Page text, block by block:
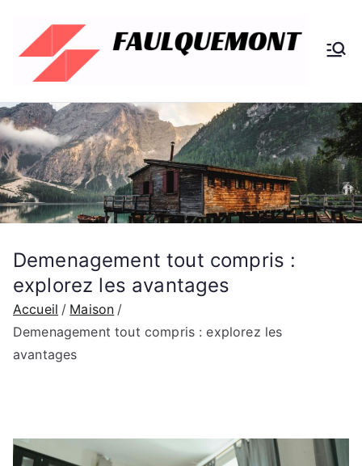
contenu
ul
qu
e
Votre
décou
verte
Demenagement tout compris :
explorez les avantages
Accueil
Maison
Demenagement tout compris : explorez les
avantages